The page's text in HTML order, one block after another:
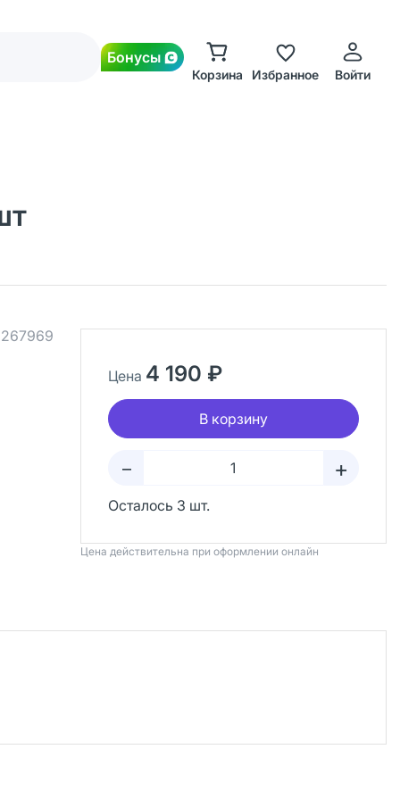
Бонусы
Корзина Избранное Войти
267969
Цена 4 190 ₽
В корзину
– +
Осталось 3 шт.
Цена действительна при оформлении онлайн